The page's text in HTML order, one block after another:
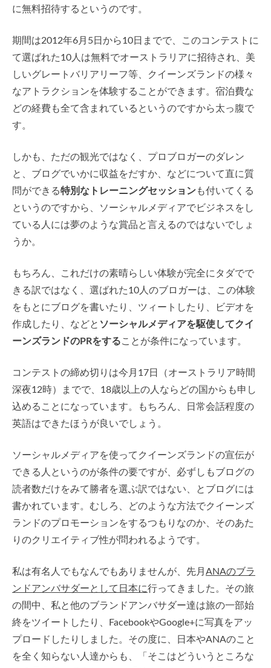
に無料招待するというのです。
期間は2012年6月5日から10日までで、このコンテストに
て選ばれた10人は無料でオーストラリアに招待され、美
しいグレートバリアリーフ等、クイーンズランドの様々
なアトラクションを体験することができます。宿泊費な
どの経費も全て含まれているというのですから太っ腹で
す。
しかも、ただの観光ではなく、プロブロガーのダレン
と、ブログでいかに収益をだすか、などについて直に質
問ができる特別なトレーニングセッションも付いてくる
というのですから、ソーシャルメディアでビジネスをし
ている人には夢のような賞品と言えるのではないでしょ
うか。
もちろん、これだけの素晴らしい体験が完全にタダでで
きる訳ではなく、選ばれた10人のブロガーは、この体験
をもとにブログを書いたり、ツィートしたり、ビデオを
作成したり、などと ソーシャルメディアを駆使してクイ
ーンズランドのPRをすることが条件になっています。
コンテストの締め切りは今月17日（オーストラリア時間
深夜12時）までで、18歳以上の人ならどの国からも申し
込めることになっています。もちろん、日常会話程度の
英語はできたほうが良いでしょう。
ソーシャルメディアを使ってクイーンズランドの宣伝が
できる人というのが条件の要ですが、必ずしもブログの
読者数だけをみて勝者を選ぶ訳ではない、とブログには
書かれています。むしろ、どのような方法でクイーンズ
ランドのプロモーションをするつもりなのか、そのあた
りのクリエイティブ性が問われるようです。
私は有名人でもなんでもありませんが、先月 ANAのブラ
ンドアンバサダーとして日本に行ってきました。その旅
の間中、私と他のブランドアンバサダー達は旅の一部始
終をツイートしたり、FacebookやGoogle+に写真をアッ
プロードしたりしました。その度に、日本やANAのこと
を全く知らない人達からも、「そこはどういうところな